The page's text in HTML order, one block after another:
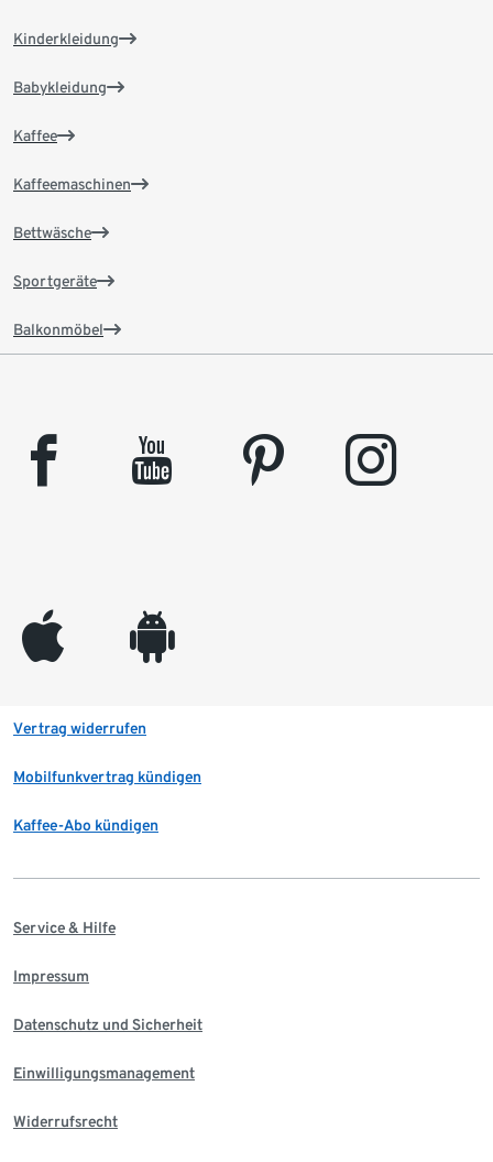
Kinderkleidung
Babykleidung
Kaffee
Kaffeemaschinen
Bettwäsche
Sportgeräte
Balkonmöbel
facebook youtube pinterest instagram
appleinc android
Vertrag widerrufen
Mobilfunkvertrag kündigen
Kaffee-Abo kündigen
Service & Hilfe
Impressum
Datenschutz und Sicherheit
Einwilligungsmanagement
Widerrufsrecht